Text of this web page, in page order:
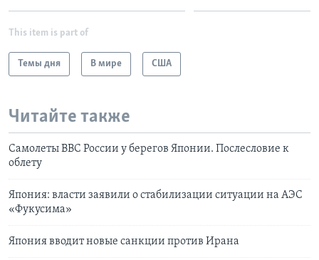
Языки
This item is part of
Темы дня В мире США
Читайте также
Самолеты ВВС России у берегов Японии. Послесловие к
облету
Япония: власти заявили о стабилизации ситуации на АЭС
«Фукусима»
Япония вводит новые санкции против Ирана